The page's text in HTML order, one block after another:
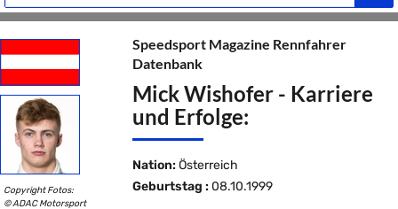
Copyright Fotos:
© ADAC Motorsport
Speedsport Magazine Rennfahrer
Datenbank
Mick Wishofer - Karriere
und Erfolge:
Nation: Österreich
Geburtstag : 08.10.1999